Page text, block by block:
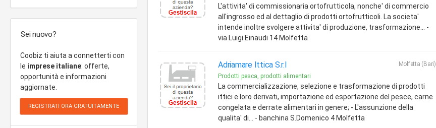
Sei nuovo?
Coobiz ti aiuta a connetterti con
le imprese italiane: offerte,
opportunità e informazioni
aggiornate.
L'attivita' di commissionaria ortofrutticola, nonche' di commercio
all'ingrosso ed al dettaglio di prodotti ortofrutticoli. La societa'
intende inoltre svolgere attivita' di produzione, trasformazione... -
via Luigi Einaudi 14 Molfetta
Adriamare Ittica S.r.l
Molfetta (Bari)
Prodotti pesca, prodotti alimentari
La commercializzazione, selezione e trasformazione di prodotti
ittici e loro derivati, importazione ed esportazione del pesce, carne
congelata e derrate alimentari in genere; - L'assunzione della
qualita' di... - banchina S.Domenico 4 Molfetta